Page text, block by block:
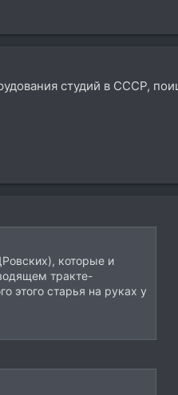
студий в СССР,
которые и
тракте-
этого старья на руках у